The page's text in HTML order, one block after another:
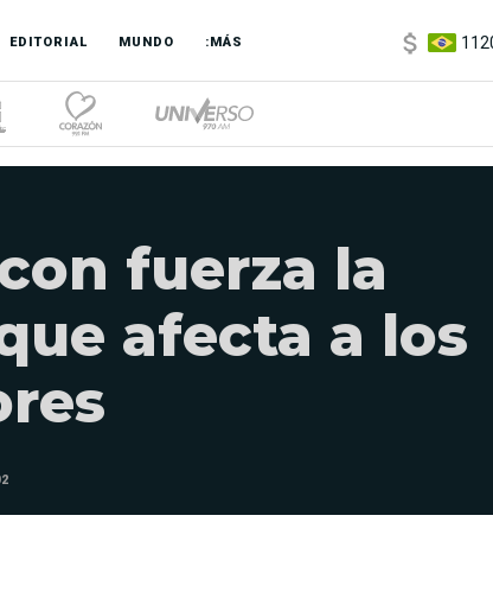
EDITORIAL MUNDO :MÁS
fuerza la
afecta a los